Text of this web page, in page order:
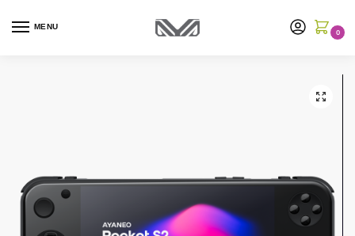
MENU
0